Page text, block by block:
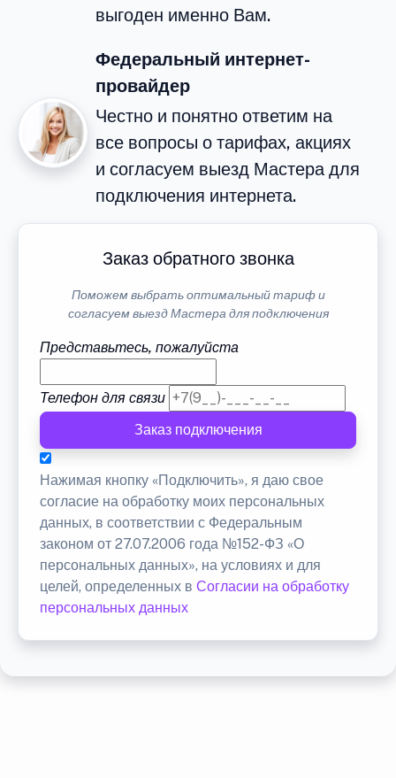
выгоден именно Вам.
Федеральный интернет-
провайдер
Честно и понятно ответим на
все вопросы о тарифах, акциях
и согласуем выезд Мастера для
подключения интернета.
Заказ обратного звонка
Поможем выбрать оптимальный тариф и
согласуем выезд Мастера для подключения
Представьтесь, пожалуйста
Телефон для связи
Заказ подключения
Нажимая кнопку «Подключить», я даю свое
согласие на обработку моих персональных
данных, в соответствии с Федеральным
законом от 27.07.2006 года №152-ФЗ «О
персональных данных», на условиях и для
целей, определенных в Согласии на обработку
персональных данных